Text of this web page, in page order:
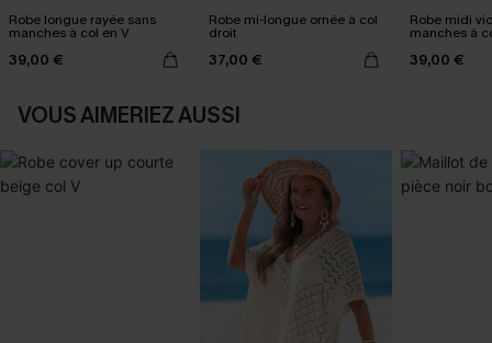
Robe longue rayée sans
manches à col en V
39,00 €
Robe mi-longue ornée à col
droit
37,00 €
Robe midi
manches à
39,00 €
VOUS AIMERIEZ AUSSI